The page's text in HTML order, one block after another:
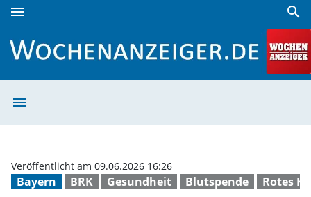
menu search
menu
Bayern BRK Gesundheit Blutspende Rotes
Veröffentlicht am 09.06.2026 16:26